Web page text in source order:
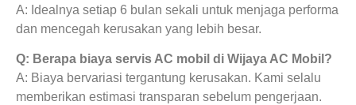
A: Idealnya setiap 6 bulan sekali untuk menjaga performa
dan mencegah kerusakan yang lebih besar.
Q: Berapa biaya servis AC mobil di Wijaya AC Mobil?
A: Biaya bervariasi tergantung kerusakan. Kami selalu
memberikan estimasi transparan sebelum pengerjaan.